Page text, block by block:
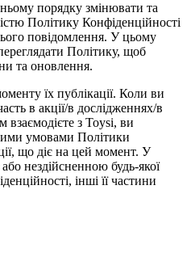
порядку змінювати та
Політику Конфіденційності
повідомлення. У цьому
Політику, щоб
та оновлення.
їх публікації. Коли ви
в акції/в дослідженнях/в
з Toysi, ви
умовами Політики
що діє на цей момент. У
нездійсненною будь-якої
інші її частини